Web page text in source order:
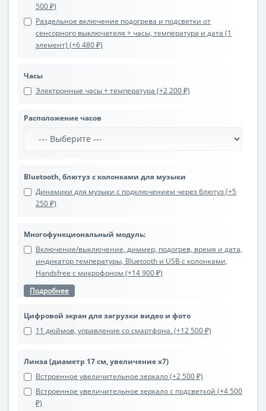
500 ₽)
Раздельное включение подогрева и подсветки от
сенсорного выключателя + часы, температура и дата (1
элемент) (+6 480 ₽)
Часы
Электронные часы + температура (+2 200 ₽)
Расположение часов
Bluetooth, блютуз с колонками для музыки
Динамики для музыки с подключением через блютуз (+5
250 ₽)
Многофункциональный модуль:
Включение/выключение, диммер, подогрев, время и дата,
индикатор температуры, Bluetooth и USB с колонками,
Handsfree с микрофоном (+14 900 ₽)
Подробнее
Цифровой экран для загрузки видео и фото
11 дюймов, управление со смартфона. (+12 500 ₽)
Линза (диаметр 17 см, увеличение х7)
Встроенное увеличительное зеркало (+2 500 ₽)
Встроенное увеличительное зеркало с подсветкой (+4 500
₽)